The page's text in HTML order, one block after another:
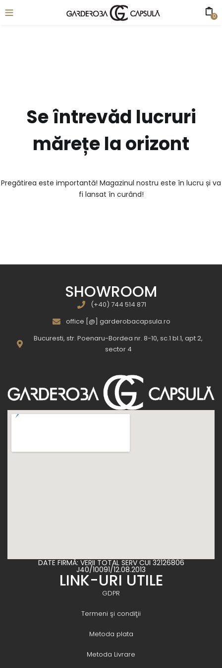
0
Se întrevăd lucruri
mărețe la orizont
Pregătirea este importantă! Magazinul nostru este în lucru și va
fi lansat în curând!
SHOWROOM
(+40) 744 514 871
office [@] garderobacapsula.ro
Bucuresti, str. Poenaru-Bordea nr. 8-10, sc.1 bl.1, apt 2,
sector 4
DATE FIRMĂ: VERII TOTAL SERV CUI 32126806
J40/10091/12.08.2013
LINK-URI UTILE
GDPR
Termeni şi condiţii
Metoda plata
Metoda Livrare